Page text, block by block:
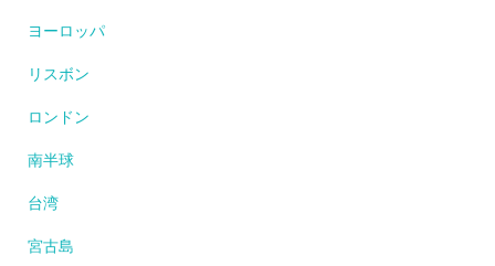
ヨーロッパ
リスボン
ロンドン
南半球
台湾
宮古島